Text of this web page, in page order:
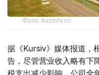
Фото: Kazinform
据《Kursiv》媒体报道，
告，尽管营业收入略有下